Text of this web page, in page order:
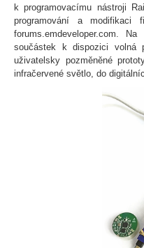
k programovacímu nástroji
programování a
forums.emdeveloper.com.
součástek k dispozici volná
uživatelsky pozměněné
infračervené světlo, do